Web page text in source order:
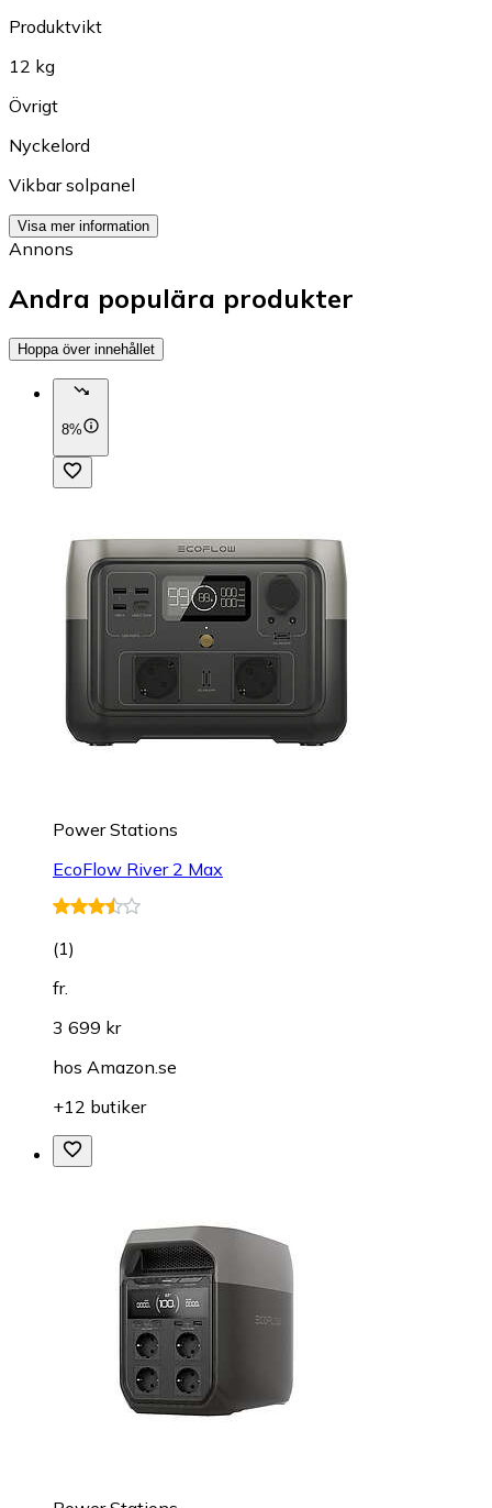
Produktvikt
12 kg
Övrigt
Nyckelord
Vikbar solpanel
Visa mer information
Annons
Andra populära produkter
Hoppa över innehållet
8%
Power Stations
EcoFlow River 2 Max
(1)
fr.
3 699 kr
hos Amazon.se
+12 butiker